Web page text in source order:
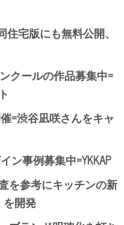
宅版にも無料公開、
クールの作品募集中=
=渋谷凪咲さんをキャ
ン事例募集中=YKKAP
を参考にキッチンの新
開発